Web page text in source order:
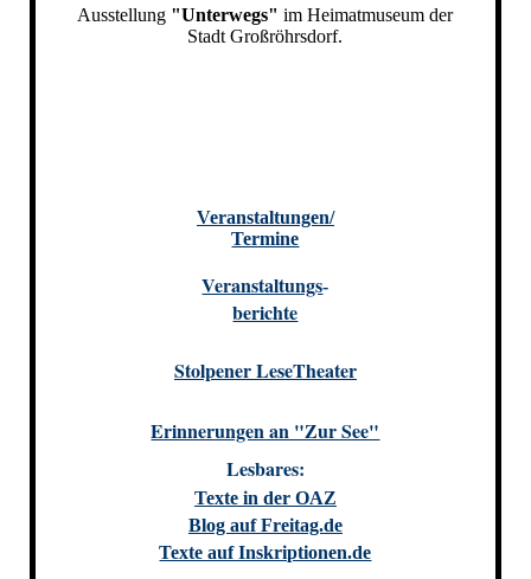
Ausstellung "Unterwegs" im Heimatmuseum der
Stadt Großröhrsdorf.
Veranstaltungen/
Termine
Veranstaltungs-
berichte
Stolpener LeseTheater
Erinnerungen an "Zur See"
Lesbares:
Texte in der OAZ
Blog auf Freitag.de
Texte auf Inskriptionen.de